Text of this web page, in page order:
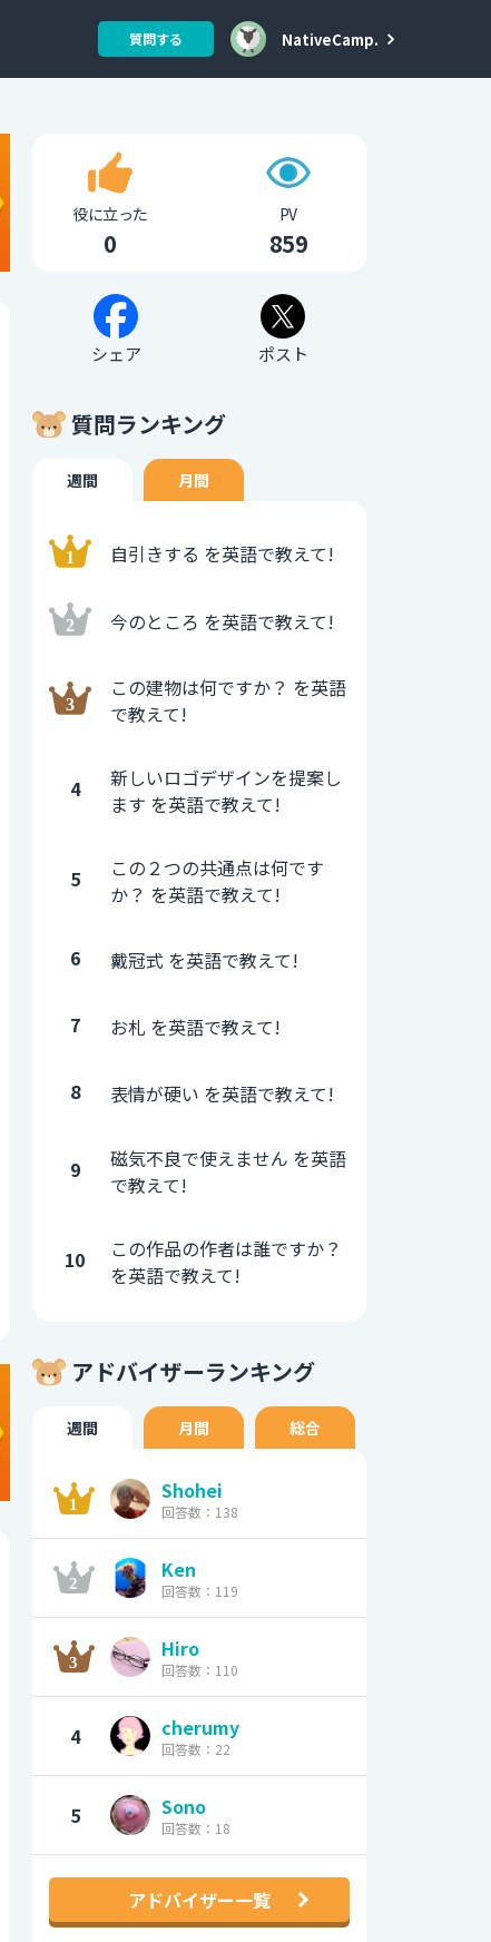
質問する NativeCamp.
役に立った
0
PV
859
シェア ポスト
質問ランキング
週間 月間
自引きする を英語で教えて!
今のところ を英語で教えて!
この建物は何ですか？ を英語
で教えて!
4
新しいロゴデザインを提案し
ます を英語で教えて!
5
この２つの共通点は何です
か？ を英語で教えて!
6 戴冠式 を英語で教えて!
7 お札 を英語で教えて!
8 表情が硬い を英語で教えて!
9
磁気不良で使えません を英語
で教えて!
10
この作品の作者は誰ですか？
を英語で教えて!
アドバイザーランキング
週間 月間 総合
Shohei
回答数：138
Ken
回答数：119
Hiro
回答数：110
4 cherumy
回答数：22
5 Sono
回答数：18
アドバイザー一覧